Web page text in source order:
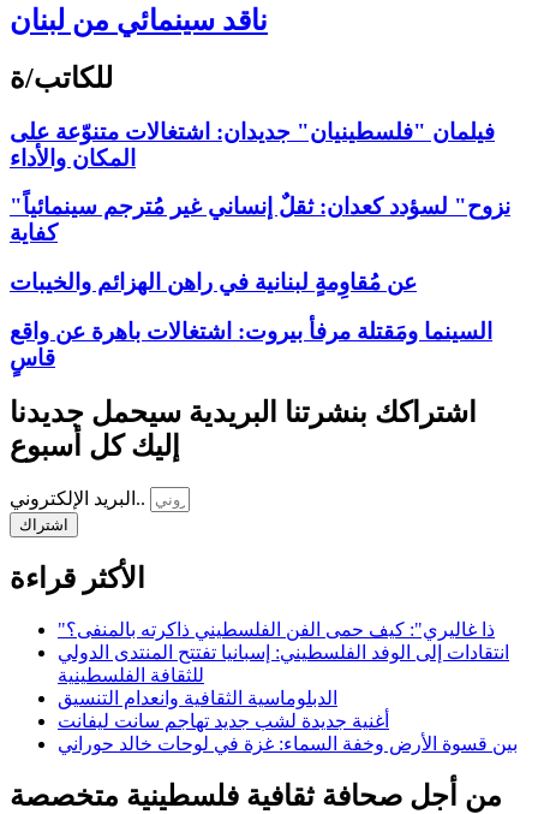
ناقد سينمائي من لبنان
للكاتب/ة
فيلمان "فلسطينيان" جديدان: اشتغالات متنوّعة على
المكان والأداء
"نزوح" لسؤدد كعدان: ثقلٌ إنساني غير مُترجم سينمائياً
كفاية
عن مُقاوِمةٍ لبنانية في راهن الهزائم والخيبات
السينما ومَقتلة مرفأ بيروت: اشتغالات باهرة عن واقع
قاسٍ
اشتراكك بنشرتنا البريدية سيحمل جديدنا
إليك كل أسبوع
البريد الإلكتروني..
اشتراك
الأكثر قراءة
"ذا غاليري": كيف حمى الفن الفلسطيني ذاكرته بالمنفى؟
انتقادات إلى الوفد الفلسطيني: إسبانيا تفتتح المنتدى الدولي
للثقافة الفلسطينية
الدبلوماسية الثقافية وانعدام التنسيق
أغنية جديدة لشب جديد تهاجم سانت ليفانت
بين قسوة الأرض وخفة السماء: غزة في لوحات خالد حوراني
من أجل صحافة ثقافية فلسطينية متخصصة